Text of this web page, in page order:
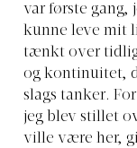
var første
kunne leve mit
tænkt over
og kontinuitet,
slags tanker.
jeg blev stillet
ville være her,